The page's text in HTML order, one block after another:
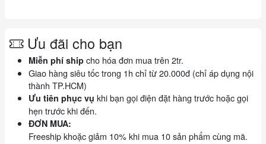
Ưu đãi cho bạn
Miễn phí ship cho hóa đơn mua trên 2tr.
Giao hàng siêu tốc trong 1h chỉ từ 20.000đ (chỉ áp dụng nội
thành TP.HCM)
Ưu tiên phục vụ khi bạn gọi điện đặt hàng trước hoặc gọi
hẹn trước khi đến.
ĐƠN MUA:
Freeship khoặc giảm 10% khi mua 10 sản phẩm cùng mã.